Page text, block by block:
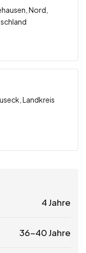
Nord,
Landkreis
4 Jahre
36-40 Jahre